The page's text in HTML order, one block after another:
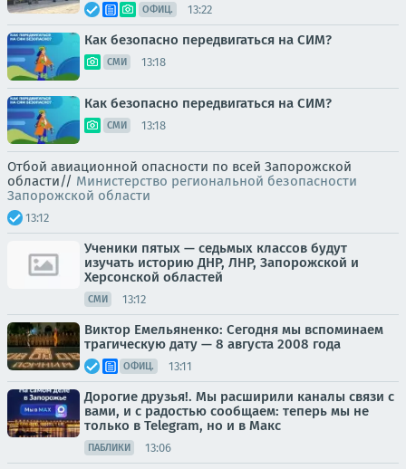
ОФИЦ. 13:22
Как безопасно передвигаться на СИМ?
СМИ 13:18
Как безопасно передвигаться на СИМ?
СМИ 13:18
Отбой авиационной опасности по всей Запорожской
области// Министерство региональной безопасности
Запорожской области
13:12
Ученики пятых — седьмых классов будут
изучать историю ДНР, ЛНР, Запорожской и
Херсонской областей
СМИ 13:12
Виктор Емельяненко: Сегодня мы вспоминаем
трагическую дату — 8 августа 2008 года
ОФИЦ. 13:11
Дорогие друзья!. Мы расширили каналы связи с
вами, и с радостью сообщаем: теперь мы не
только в Telegram, но и в Макс
ПАБЛИКИ 13:06